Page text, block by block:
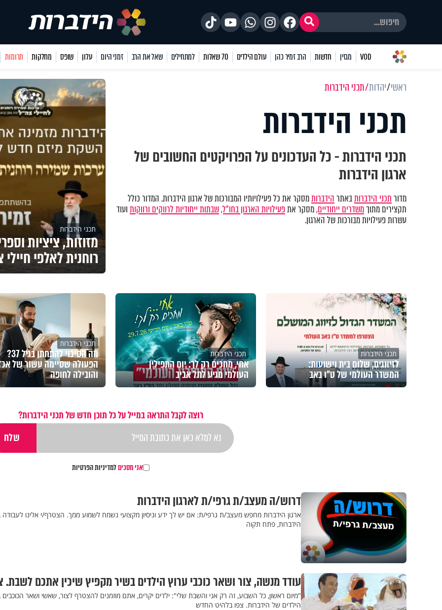
VOD מגזין חדשות הרב זמיר כהן עולם הילדים 70 שאלות למתחילים שאל את הרב זמני היום עלון שופס מחלקות תרומות
ראשי יהדות תכני הידברות
תכני הידברות
תכני הידברות - כל העדכונים על הפרויקטים החשובים של
ארגון הידברות
מדורתכני הידברותבאתרהידברותמסקר את כל פעילויותיו המבורכות של ארגון הידברות. המדור כולל
תקצירים מתוךמשדרים ייחודיים,מסקר אתפעילויות הארגון בחו"ל,שבתות ייחודיות לרווקים ורווקותועוד
עשרות פעילויות מבורכות של הארגון.
תכני הידברות
מזוזות, ציציות
רוחנית לאלפי
תכני הידברות
לזיווגים, שלום בית וישועות:
המשדר העולמי של ט"ו באב
תכני הידברות
אחי, מחכים רק לך: יום התפילין
העולמי מגיע לתל אביב
תכני הידברות
מה הסיכוי להתחתן בגיל 37?
הפעולה שסיימה עשור של
והובילה לחופה
רוצה לקבל התראה במייל על כל תוכן חדש של תכני הידברות?
אני מסכיםלמדיניות הפרטיות
דרוש/ה מעצב/ת גרפי/ת לארגון הידברות
ארגון הידברות מחפש מעצב/ת גרפי/ת: אם יש לך ידע וניסיון מקצועי נשמח לשמוע ממך. הצטרף/י אלינו לעבודה
הידברות, פתח תקוה
עודד מנשה, צור ושאר כוכבי ערוץ הילדים בשיר מקפיץ שיכין אתכם לשבת.
"מיום ראשון, כל השבוע, זה רק אני והשבת שלי": ילדים יקרים, אתם מוזמנים להצטרף לצור, שאשי ושאר הכוכבים
הילדים של הידברות. צפו בלהיט החדש